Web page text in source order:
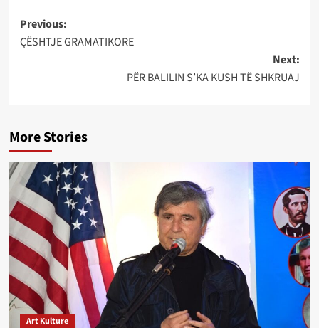
Post
navigation
Previous:
ÇËSHTJE GRAMATIKORE
Next:
PËR BALILIN S’KA KUSH TË SHKRUAJ
More Stories
Art Kulture